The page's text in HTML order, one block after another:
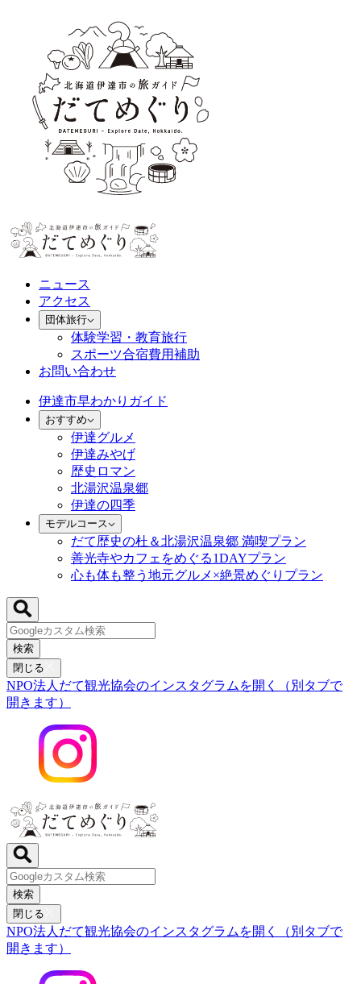
ニュース
アクセス
団体旅行
体験学習・教育旅行
スポーツ合宿費用補助
お問い合わせ
伊達市早わかりガイド
おすすめ
伊達グルメ
伊達みやげ
歴史ロマン
北湯沢温泉郷
伊達の四季
モデルコース
だて歴史の杜＆北湯沢温泉郷 満喫プラン
善光寺やカフェをめぐる1DAYプラン
心も体も整う地元グルメ×絶景めぐりプラン
検索
閉じる
NPO法人だて観光協会のインスタグラムを開く（別タブで
開きます）
検索
閉じる
NPO法人だて観光協会のインスタグラムを開く（別タブで
開きます）